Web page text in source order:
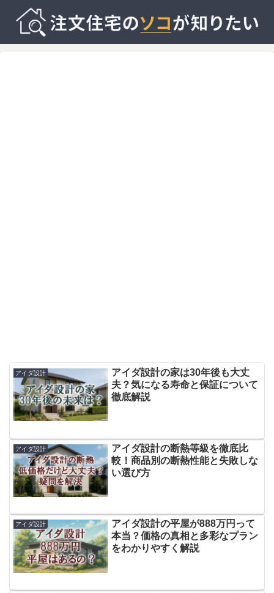
アイダ設計
アイダ設計の家は30年後も大丈
夫？気になる寿命と保証について
徹底解説
アイダ設計
アイダ設計の断熱等級を徹底比
較！商品別の断熱性能と失敗しな
い選び方
アイダ設計
アイダ設計の平屋が888万円って
本当？価格の真相と多彩なプラン
をわかりやすく解説